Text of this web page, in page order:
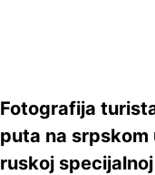
Fotografija
puta na srpskom
ruskoj